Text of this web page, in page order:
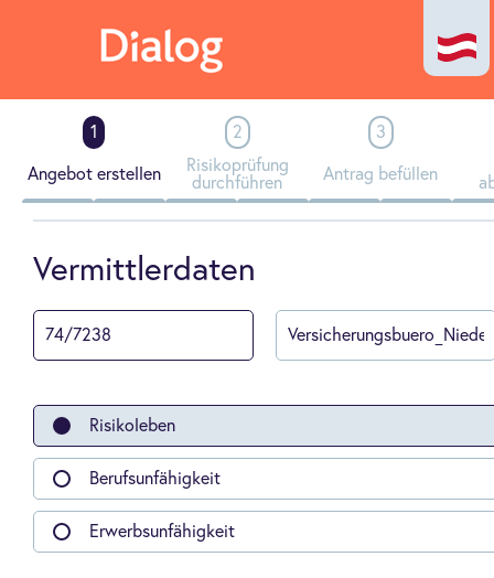
Angebot erstellen
Risikoprüfung
durchführen
Antrag befüllen
Vermittlerdaten
Risikoleben
Berufsunfähigkeit
Erwerbsunfähigkeit